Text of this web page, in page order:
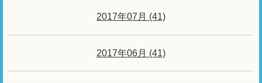
2017年07月 (41)
2017年06月 (41)